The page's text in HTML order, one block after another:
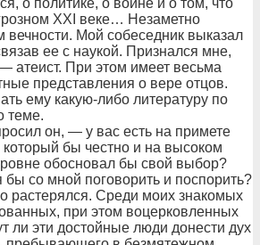
о политике, о войне и о том, что
XXI веке… Незаметно
вечности. Мой собеседник выказал
ее с наукой. Признался мне,
атеист. При этом имеет весьма
представления о вере отцов.
ему какую-либо литературу по
теме.
он, — у вас есть на примете
бы честно и на высоком
обосновал бы свой выбор?
бы со мной поговорить и поспорить?
растерялся. Среди моих знакомых
при этом воцерковленных
ли эти достойные люди донести дух